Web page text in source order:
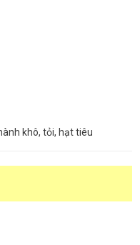
khô, tỏi, hạt tiêu